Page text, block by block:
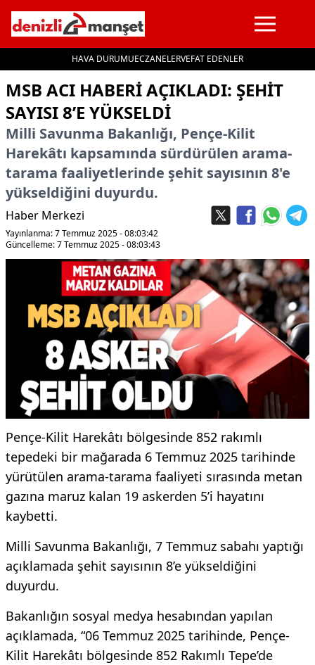
HAVA DURUMUECZANELERVEFAT EDENLER
MSB ACI HABERI AÇIKLADI: ŞEHIT
SAYISI 8’E YÜKSELDI
Milli Savunma Bakanlığı, Pençe-Kilit
Harekâtı kapsamında sürdürülen arama-
tarama faaliyetlerinde şehit sayısının 8'e
yükseldiğini duyurdu.
Haber Merkezi
Yayınlanma: 7 Temmuz 2025 - 08:03:42
Güncelleme: 7 Temmuz 2025 - 08:03:43
Pençe-Kilit Harekâtı bölgesinde 852 rakımlı
tepedeki bir mağarada 6 Temmuz 2025 tarihinde
yürütülen arama-tarama faaliyeti sırasında metan
gazına maruz kalan 19 askerden 5’i hayatını
kaybetti.
Milli Savunma Bakanlığı, 7 Temmuz sabahı yaptığı
açıklamada şehit sayısının 8’e yükseldiğini
duyurdu.
Bakanlığın sosyal medya hesabından yapılan
açıklamada, “06 Temmuz 2025 tarihinde, Pençe-
Kilit Harekâtı bölgesinde 852 Rakımlı Tepe’de